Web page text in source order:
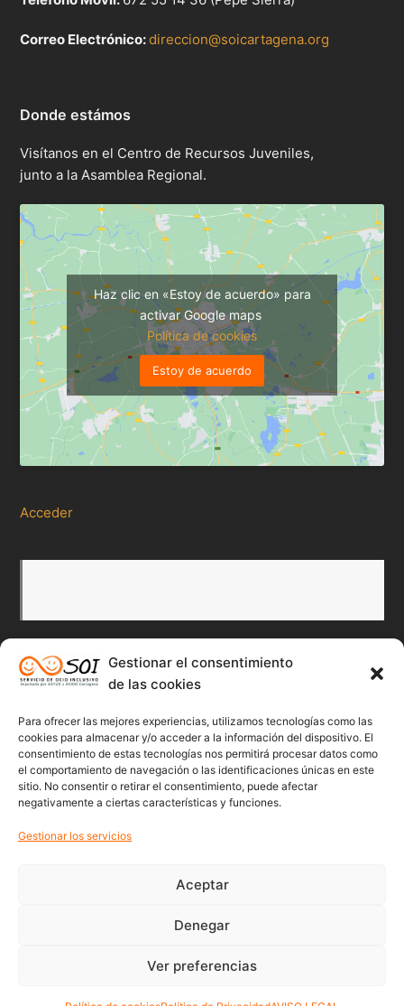
Gestionar el consentimiento
de las cookies
Para ofrecer las mejores experiencias, utilizamos tecnologías como las
cookies para almacenar y/o acceder a la información del dispositivo. El
consentimiento de estas tecnologías nos permitirá procesar datos como
el comportamiento de navegación o las identificaciones únicas en este
sitio. No consentir o retirar el consentimiento, puede afectar
negativamente a ciertas características y funciones.
Gestionar los servicios
Aceptar
Denegar
Ver preferencias
Correo Electrónico:direccion@soicartagena.org
Donde estámos
Visítanos en el Centro de Recursos Juveniles,
junto a la Asamblea Regional.
Haz clic en «Estoy de acuerdo» para
activar Google maps
Política de cookies
Estoy de acuerdo
Acceder
Redes Sociales
Twitter
Facebook
Youtube
© 2022 Soicartagena | Servicio de ocio inclusivo | diseño:
AVISO LEGAL